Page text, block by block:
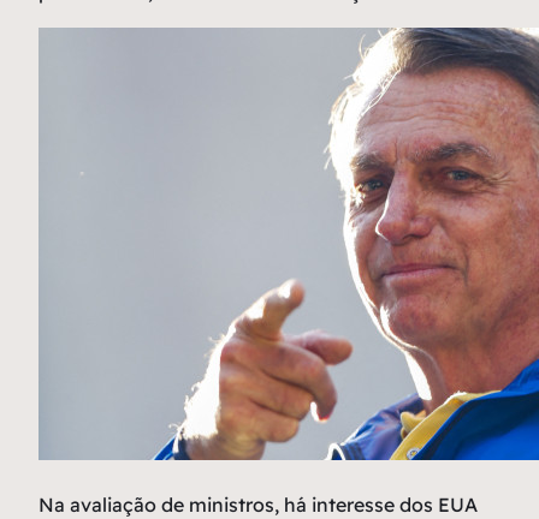
Na avaliação de ministros, há interesse dos EUA